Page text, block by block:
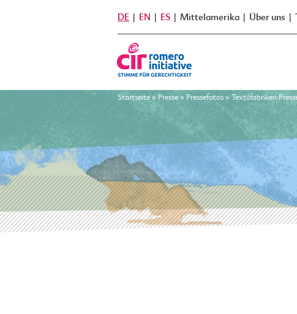
DE EN ES Mittelamerika Über uns
Startseite » Presse » Pressefotos » Textilfabriken